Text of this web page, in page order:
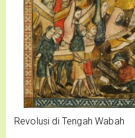
Revolusi di Tengah Wabah